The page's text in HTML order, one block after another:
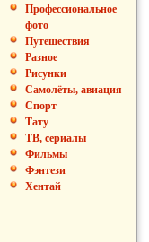
Профессиональное
фото
Путешествия
Разное
Рисунки
Самолёты, авиация
Спорт
Тату
ТВ, сериалы
Фильмы
Фэнтези
Хентай